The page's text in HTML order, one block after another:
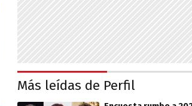
Más leídas de Perfil